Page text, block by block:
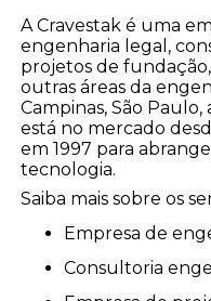
A Cravestak é uma
engenharia legal,
projetos de
outras áreas da
Campinas, São
está no mercado
em 1997 para
tecnologia.
Saiba mais sobre os
empresa de
consultoria